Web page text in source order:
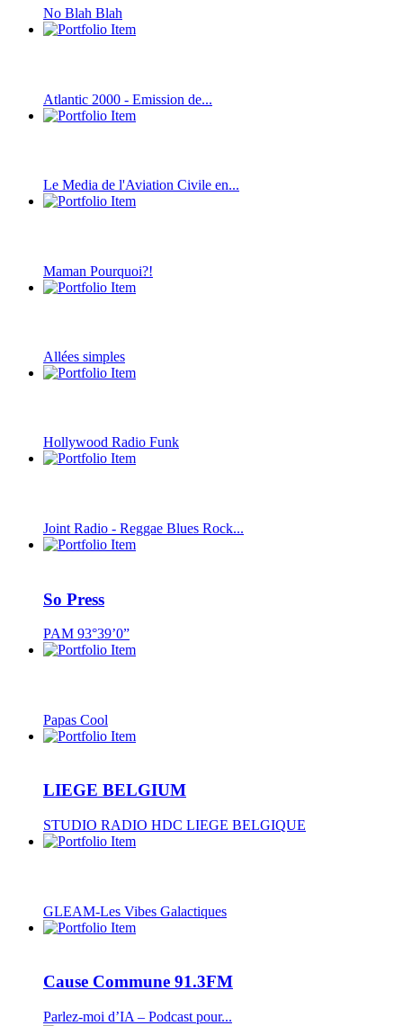
No Blah Blah
Atlantic 2000 - Emission de...
Le Media de l'Aviation Civile en...
Maman Pourquoi?!
Allées simples
Hollywood Radio Funk
Joint Radio - Reggae Blues Rock...
So Press
PAM 93°39’0”
Papas Cool
LIEGE BELGIUM
STUDIO RADIO HDC LIEGE BELGIQUE
GLEAM-Les Vibes Galactiques
Cause Commune 91.3FM
Parlez-moi d’IA – Podcast pour...